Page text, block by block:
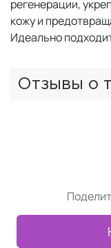
регенерации,
кожу и
Идеально
Отзывы о